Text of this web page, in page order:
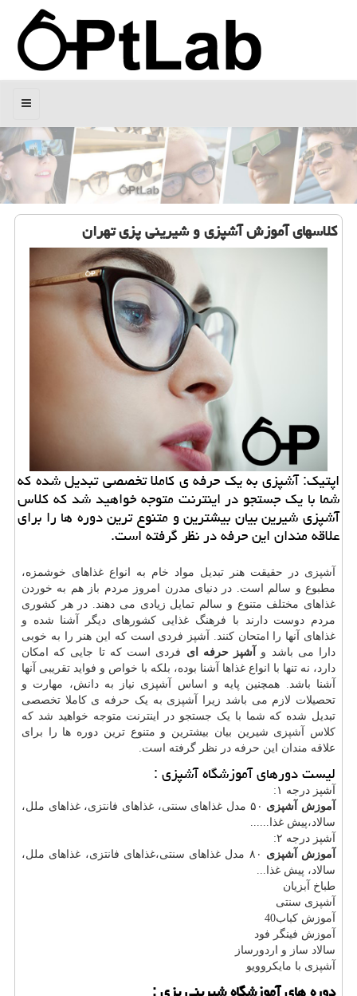
منو
كلاسهای آموزش آشپزی و شیرینی پزی تهران
اپتیك: آشپزی به یك حرفه ی كاملا تخصصی تبدیل شده كه
شما با یك جستجو در اینترنت متوجه خواهید شد كه كلاس
آشپزی شیرین بیان بیشترین و متنوع ترین دوره ها را برای
علاقه مندان این حرفه در نظر گرفته است.
آشپزی در حقیقت هنر تبدیل مواد خام به انواع غذاهای خوشمزه،
مطبوع و سالم است. در دنیای مدرن امروز مردم باز هم به خوردن
غذاهای مختلف متنوع و سالم تمایل زیادی می دهند. در هر کشوری
مردم دوست دارند با فرهنگ غذایی کشورهای دیگر آشنا شده و
غذاهای آنها را امتحان کنند. آشپز فردی است که این هنر را به خوبی
دارا می باشد و آشپز حرفه ای فردی است که تا جایی که امکان
دارد، نه تنها با انواع غذاها آشنا بوده، بلکه با خواص و فواید تقریبی آنها
آشنا باشد. همچنین پایه و اساس آشپزی نیاز به دانش، مهارت و
تحصیلات لازم می باشد زیرا آشپزی به یک حرفه ی کاملا تخصصی
تبدیل شده که شما با یک جستجو در اینترنت متوجه خواهید شد که
کلاس آشپزی شیرین بیان بیشترین و متنوع ترین دوره ها را برای
علاقه مندان این حرفه در نظر گرفته است.
لیست دورهای آموزشگاه آشپزی :
آشپز درجه ١:
آموزش آشپزی
۵۰ مدل غذاهای سنتی، غذاهای فانتزی، غذاهای ملل،
سالاد،پیش غذا......
آشپز درجه ٢:
آموزش آشپزی
٨۰ مدل غذاهای سنتی،غذاهای فانتزی، غذاهای ملل،
سالاد، پیش غذا...
طباخ آبزیان
آشپزی سنتی
آموزش کباب40
آموزش فینگر فود
سالاد ساز و اردورساز
آشپزی با مایکروویو